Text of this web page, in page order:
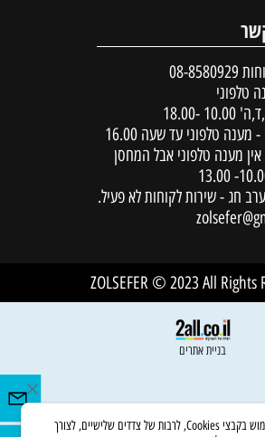
08-8580929
טלפוני
-18.00
מענה טלפוני עד שעה 16.00
מענה טלפוני אבל המחסן
חג - שירות לקוחות לא פעיל.
ZOLSEFER © 2023 All Rights
בניית אתרים
לידיעתך, באתרנו נעשה שימוש בקבצי Cookies, לרבות של צדדים שלישיים, לצורך